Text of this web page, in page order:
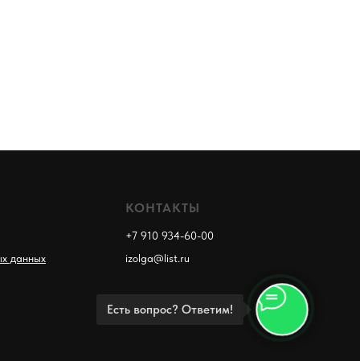
Есть вопрос? Ответим!
данных
КОНТАКТЫ
+7 910 934-60-00
izolga@list.ru